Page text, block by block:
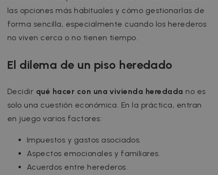
las opciones más habituales y cómo gestionarlas de
forma sencilla, especialmente cuando los herederos
no viven cerca o no tienen tiempo.
El dilema de un piso heredado
Decidir qué hacer con una vivienda heredada no es
solo una cuestión económica. En la práctica, entran
en juego varios factores:
Impuestos y gastos asociados.
Aspectos emocionales y familiares.
Acuerdos entre herederos.